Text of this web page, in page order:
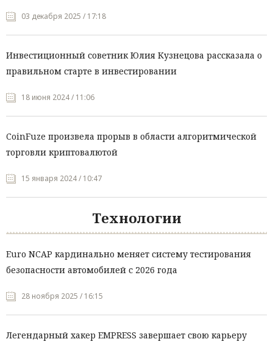
03 декабря 2025 / 17:18
Инвестиционный советник Юлия Кузнецова рассказала о
правильном старте в инвестировании
18 июня 2024 / 11:06
CoinFuze произвела прорыв в области алгоритмической
торговли криптовалютой
15 января 2024 / 10:47
Технологии
Euro NCAP кардинально меняет систему тестирования
безопасности автомобилей с 2026 года
28 ноября 2025 / 16:15
Легендарный хакер EMPRESS завершает свою карьеру